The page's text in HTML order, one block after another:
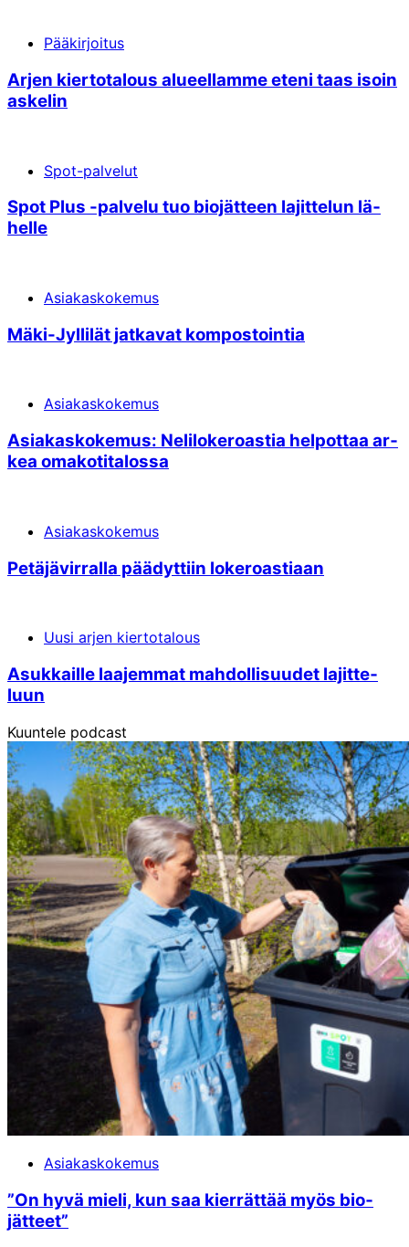
Pääkirjoitus
Arjen kiertotalous alueellamme eteni taas isoin
askelin
Spot-palvelut
Spot Plus -pal­ve­lu tuo bio­jät­teen la­jit­te­lun lä­
hel­le
Asiakaskokemus
Mäki-Jylli­lät jat­ka­vat kom­pos­toin­tia
Asiakaskokemus
Asi­akas­koke­mus: Neli­lo­ke­ro­as­tia hel­pot­taa ar­
kea oma­koti­ta­lossa
Asiakaskokemus
Petäjä­vir­ral­la pää­dyt­tiin lo­ke­ro­asti­aan
Uusi arjen kiertotalous
Asuk­kaille laa­jem­mat mah­dolli­suu­det la­jitte­
luun
Kuuntele podcast
Asiakaskokemus
”On hyvä mieli, kun saa kierrättää myös bio­
jätteet”